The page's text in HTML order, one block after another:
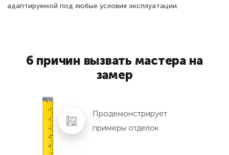
адаптируемой под любые условия эксплуатации.
6 причин вызвать мастера на
замер
Продемонстрирует
примеры отделок